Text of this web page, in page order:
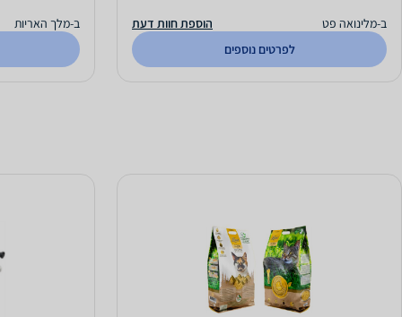
ב-מלינואה פט
הוספת חוות דעת
לפרטים נוספים
ב-מלך האריות